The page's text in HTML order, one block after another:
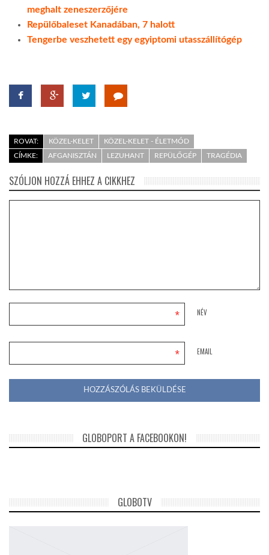
meghalt zeneszerzőjére
Repülőbaleset Kanadában, 7 halott
Tengerbe veszhetett egy egyiptomi utasszállítógép
ROVAT: KÖZEL-KELET
KÖZEL-KELET - ÉLETMÓD
CÍMKE:
AFGANISZTÁN LEZUHANT REPÜLŐGÉP TRAGÉDIA
SZÓLJON HOZZÁ EHHEZ A CIKKHEZ
NÉV
*
EMAIL
*
GLOBOPORT A FACEBOOKON!
GLOBOTV